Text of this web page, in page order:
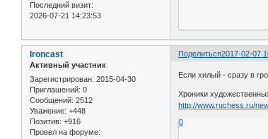
Последний визит:
2026-07-21 14:23:53
Поделиться2017-02-07
Ironcast
Активный участник
Зарегистрирован: 2015-04-30
Приглашений: 0
Сообщений: 2512
Уважение: +448
Позитив: +916
Провел на форуме:
Если хилый - сразу в
Хроники
http://www.ruchess.ru/
0